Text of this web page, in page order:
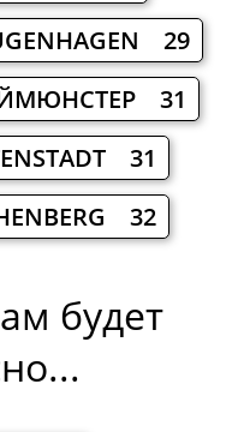
29
31
31
32
будет